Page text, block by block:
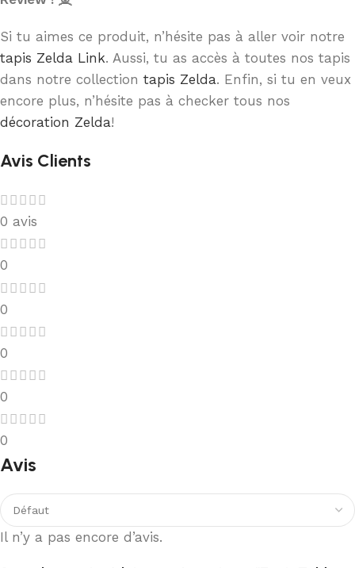
Si tu aimes ce produit, n’hésite pas à aller voir notre
tapis Zelda Link. Aussi, tu as accès à toutes nos tapis
dans notre collection tapis Zelda. Enfin, si tu en veux
encore plus, n’hésite pas à checker tous nos
décoration Zelda!
Avis Clients
0 avis
0
0
0
0
0
Avis
Il n’y a pas encore d’avis.